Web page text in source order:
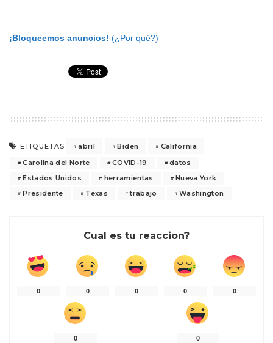
¡Bloqueemos anuncios! (¿Por qué?)
ETIQUETAS abril Biden
California
Carolina del Norte
COVID-19
datos
Estados Unidos
herramientas
Nueva York
Presidente
Texas trabajo Washington
Cual es tu reaccion?
0 0 0 0 0
0 0